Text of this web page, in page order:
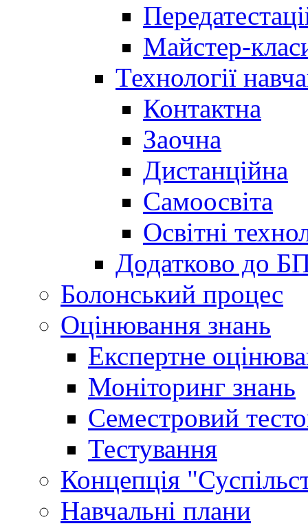
Майстер-
Технології
Контактна
Заочна
Дистанційна
Самоосвіта
Освітні
Додатково до
Болонський процес
Оцінювання знань
Експертне
Моніторинг знань
Семестровий
Тестування
Концепція
Навчальні плани